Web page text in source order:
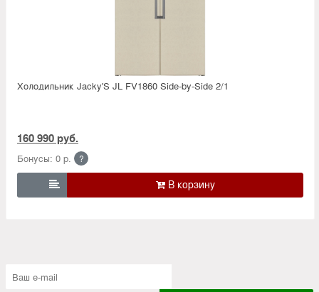
Холодильник Jacky'S JL FV1860 Side-by-Side 2/1
160 990 руб.
Бонусы: 0 р. ?
